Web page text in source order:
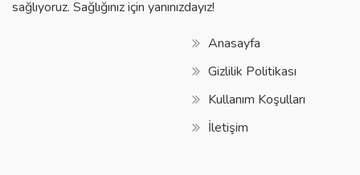
sağlıyoruz. Sağlığınız için yanınızdayız!
Anasayfa
Gizlilik Politikası
Kullanım Koşulları
İletişim